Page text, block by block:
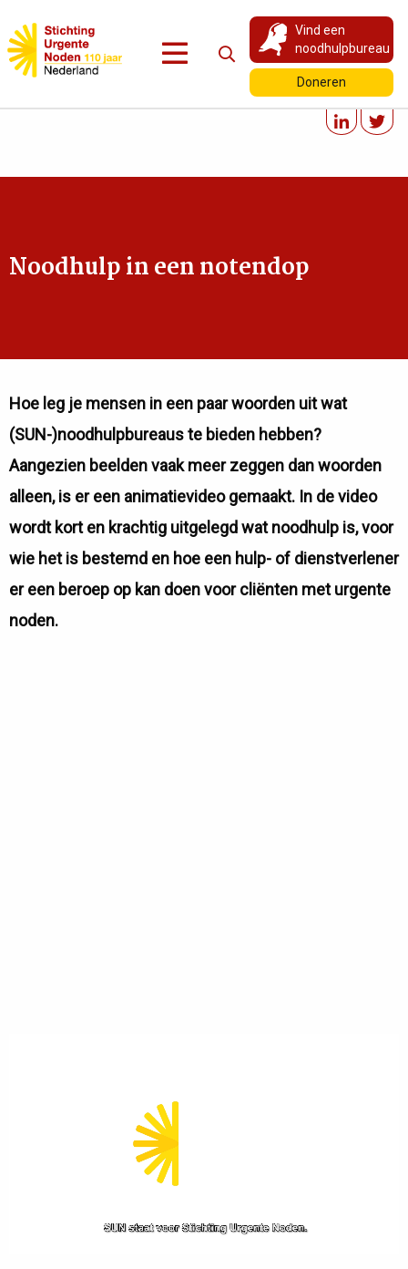
Vind een
noodhulpbureau
Doneren
Noodhulp in een notendop
Hoe leg je mensen in een paar woorden uit wat
(SUN-)noodhulpbureaus te bieden hebben?
Aangezien beelden vaak meer zeggen dan woorden
alleen, is er een animatievideo gemaakt. In de video
wordt kort en krachtig uitgelegd wat noodhulp is, voor
wie het is bestemd en hoe een hulp- of dienstverlener
er een beroep op kan doen voor cliënten met urgente
noden.